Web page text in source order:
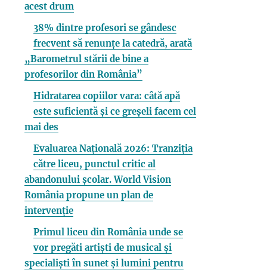
acest drum
38% dintre profesori se gândesc
frecvent să renunțe la catedră, arată
„Barometrul stării de bine a
profesorilor din România”
Hidratarea copiilor vara: câtă apă
este suficientă și ce greșeli facem cel
mai des
Evaluarea Națională 2026: Tranziția
către liceu, punctul critic al
abandonului școlar. World Vision
România propune un plan de
intervenție
Primul liceu din România unde se
vor pregăti artiști de musical și
specialiști în sunet și lumini pentru